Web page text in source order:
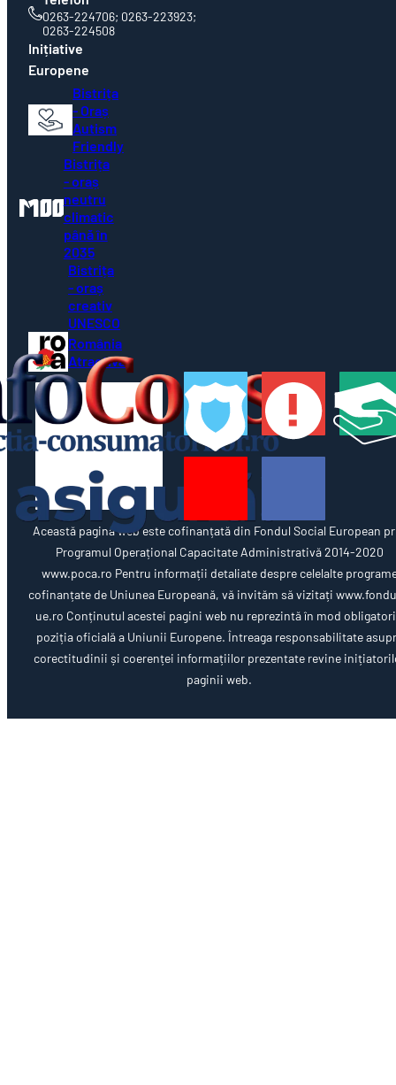
0263-224706; 0263-223923;
0263-224508
Inițiative
Europene
Bistrița
- Oraș
Autism
Friendly
Bistrița
- oraș
neutru
climatic
până în
2035
Bistrița
- oraș
creativ
UNESCO
România
Atractivă
Această pagină web este cofinanțată din Fondul Social European
Programul Operațional Capacitate Administrativă 2014-2020
www.poca.ro Pentru informații detaliate despre celelalte
cofinanțate de Uniunea Europeană, vă invităm să vizitați
ue.ro Conținutul acestei pagini web nu reprezintă în mod
poziția oficială a Uniunii Europene. Întreaga responsabilitate
corectitudinii și coerenței informațiilor prezentate revine
paginii web.